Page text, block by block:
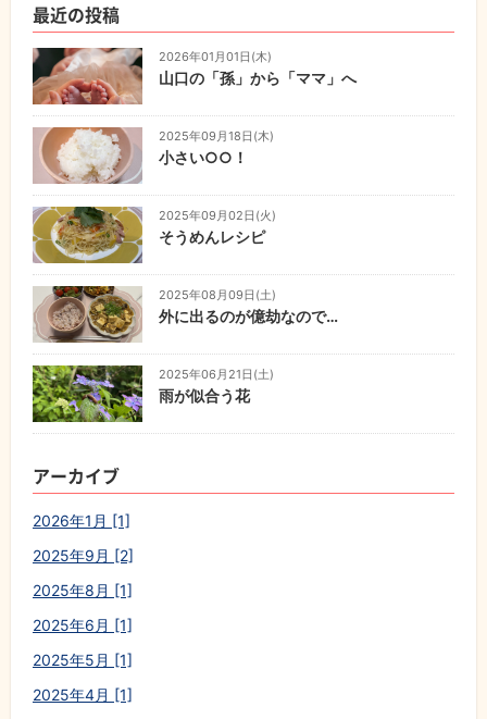
最近の投稿
2026年01月01日(木)
山口の「孫」から「ママ」へ
2025年09月18日(木)
小さい○○！
2025年09月02日(火)
そうめんレシピ
2025年08月09日(土)
外に出るのが億劫なので…
2025年06月21日(土)
雨が似合う花
アーカイブ
2026年1月 [1]
2025年9月 [2]
2025年8月 [1]
2025年6月 [1]
2025年5月 [1]
2025年4月 [1]